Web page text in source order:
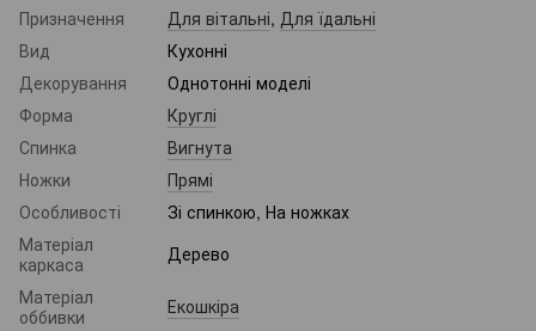
Призначення
Для вітальні, Для їдальні
Вид
Кухонні
Декорування
Однотонні моделі
Форма
Круглі
Спинка
Вигнута
Ножки
Прямі
Особливості
Зі спинкою, На ножках
Матеріал
каркаса
Дерево
Матеріал
оббивки
Екошкіра